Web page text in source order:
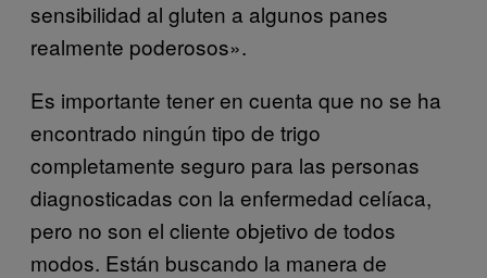
sensibilidad al gluten a algunos panes
realmente poderosos».
Es importante tener en cuenta que no se ha
encontrado ningún tipo de trigo
completamente seguro para las personas
diagnosticadas con la enfermedad celíaca,
pero no son el cliente objetivo de todos
modos. Están buscando la manera de